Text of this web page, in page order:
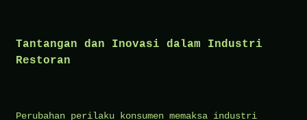
Tantangan dan Inovasi dalam Industri
Restoran
Perubahan perilaku konsumen memaksa industri